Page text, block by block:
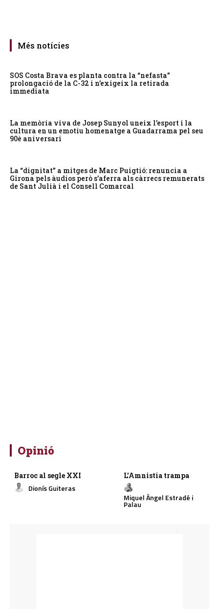
Més notícies
SOS Costa Brava es planta contra la “nefasta”
prolongació de la C-32 i n’exigeix la retirada
immediata
La memòria viva de Josep Sunyol uneix l’esport i la
cultura en un emotiu homenatge a Guadarrama pel seu
90è aniversari
La “dignitat” a mitges de Marc Puigtió: renuncia a
Girona pels àudios però s’aferra als càrrecs remunerats
de Sant Julià i el Consell Comarcal
Opinió
Barroc al segle XXI
Dionís Guiteras
L’Amnistia trampa
Miquel Àngel Estradé i
Palau